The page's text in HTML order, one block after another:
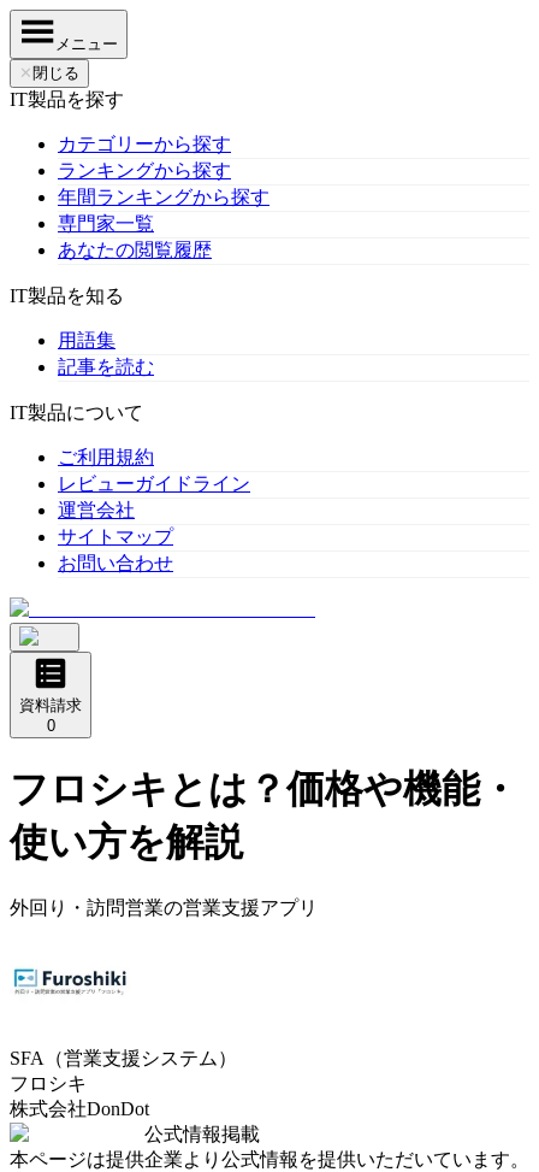
メニュー
✕ 閉じる
IT製品を探す
カテゴリーから探す
ランキングから探す
年間ランキングから探す
専門家一覧
あなたの閲覧履歴
IT製品を知る
用語集
記事を読む
IT製品について
ご利用規約
レビューガイドライン
運営会社
サイトマップ
お問い合わせ
資料請求
0
フロシキ とは？価格や機能・
使い方を解説
外回り・訪問営業の営業支援アプリ
SFA（営業支援システム）
フロシキ
株式会社DonDot
公式情報掲載
本ページは提供企業より公式情報を提供いただいています。